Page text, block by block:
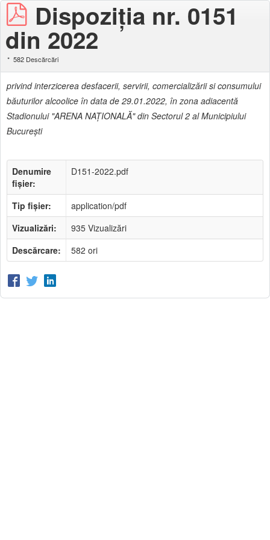
Dispoziţia nr. 0151
din 2022
582 Descărcări
privind interzicerea desfacerii, servirii, comercializării si consumului
băuturilor alcoolice în data de 29.01.2022, în zona adiacentă
Stadionului "ARENA NAŢIONALĂ" din Sectorul 2 al Municipiului
Bucureşti
Denumire
fișier:
D151-2022.pdf
Tip fișier:
application/pdf
Vizualizări:
935 Vizualizări
Descărcare:
582 ori